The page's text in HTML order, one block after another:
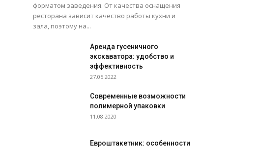
форматом заведения. От качества оснащения
ресторана зависит качество работы кухни и
зала, поэтому на...
Аренда гусеничного
экскаватора: удобство и
эффективность
27.05.2022
Современные возможности
полимерной упаковки
11.08.2020
Евроштакетник: особенности